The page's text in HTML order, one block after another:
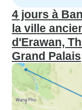
4 jours à
la ville
d'Erawan,
Grand Palais